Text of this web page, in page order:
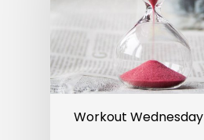
Workout Wednesday